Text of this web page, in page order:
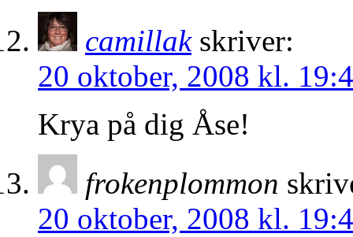
camillak skriver:
20 oktober, 2008 kl.
Krya på dig Åse!
frokenplommon
20 oktober, 2008 kl.